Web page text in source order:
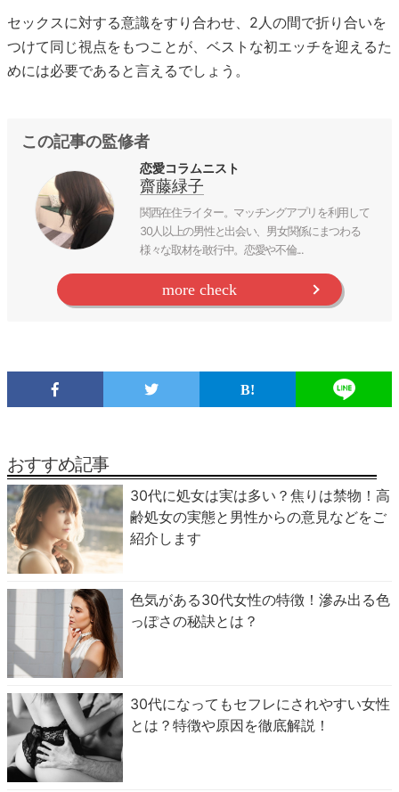
セックスに対する意識をすり合わせ、2人の間で折り合いを
つけて同じ視点をもつことが、ベストな初エッチを迎えるた
めには必要であると言えるでしょう。
この記事の監修者
恋愛コラムニスト
齋藤緑子
関西在住ライター。マッチングアプリを利用して
30人以上の男性と出会い、男女関係にまつわる
様々な取材を敢行中。恋愛や不倫...
more check
おすすめ記事
30代に処女は実は多い？焦りは禁物！高
齢処女の実態と男性からの意見などをご
紹介します
色気がある30代女性の特徴！滲み出る色
っぽさの秘訣とは？
30代になってもセフレにされやすい女性
とは？特徴や原因を徹底解説！